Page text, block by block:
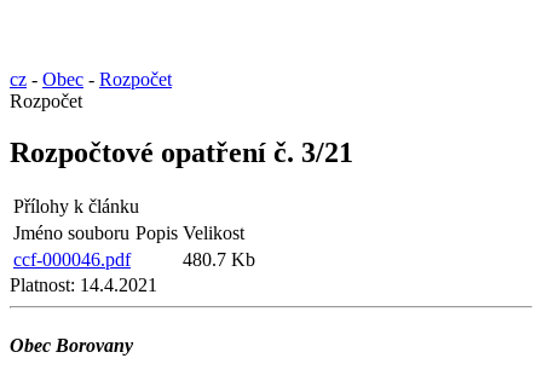
cz - Obec - Rozpočet
Rozpočet
Rozpočtové opatření č. 3/21
Přílohy k článku
Jméno souboru Popis Velikost
ccf-000046.pdf
480.7 Kb
Platnost: 14.4.2021
Obec Borovany